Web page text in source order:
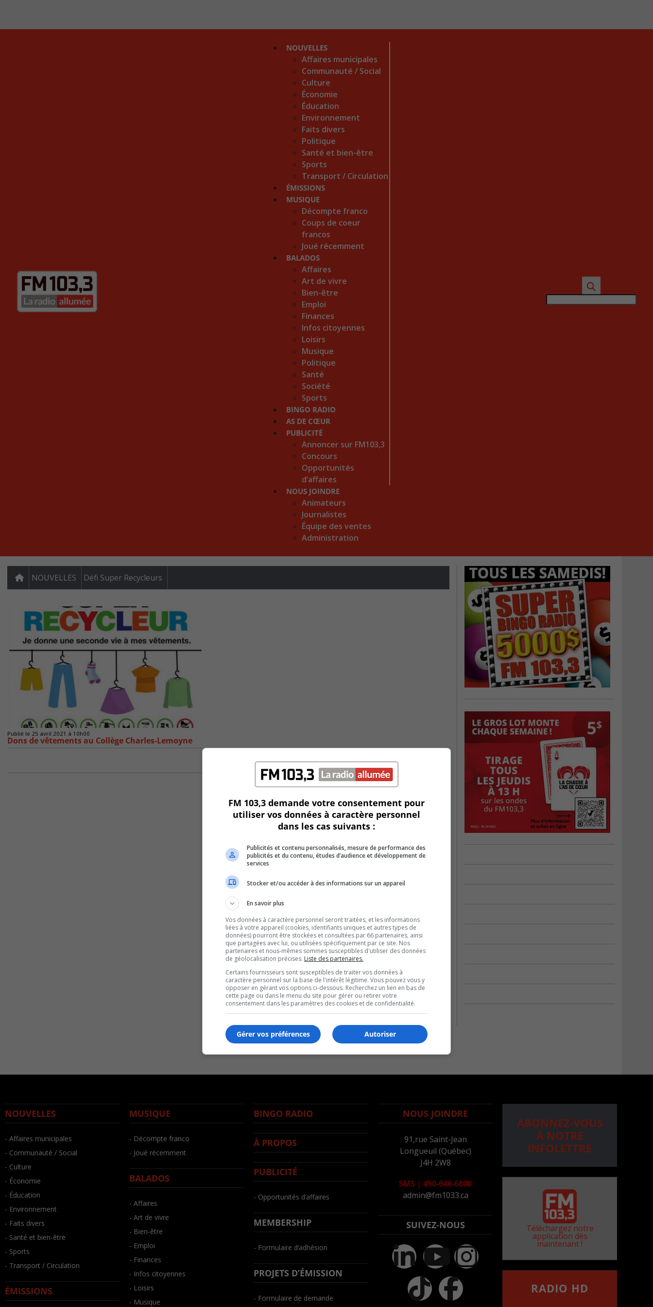
NOUVELLES
Affaires municipales
Communauté / Social
Culture
Économie
Éducation
Environnement
Faits divers
Politique
Santé et bien-être
Sports
Transport / Circulation
ÉMISSIONS
MUSIQUE
Décompte franco
Coups de coeur
francos
Joué récemment
BALADOS
Affaires
Art de vivre
Bien-être
Emploi
Finances
Infos citoyennes
Loisirs
Musique
Politique
Santé
Société
Sports
BINGO RADIO
AS DE CŒUR
PUBLICITÉ
Annoncer sur FM103,3
Concours
Opportunités
d’affaires
NOUS JOINDRE
Animateurs
Journalistes
Équipe des ventes
Administration
NOUVELLES Défi Super Recycleurs
Publié le 25 avril 2021 à 10h00
Dons de vêtements au Collège Charles-Lemoyne
NOUVELLES
- Affaires municipales
- Communauté / Social
- Culture
- Économie
- Éducation
- Environnement
- Faits divers
- Santé et bien-être
- Sports
- Transport / Circulation
ÉMISSIONS
MUSIQUE
- Décompte franco
- Joué récemment
BALADOS
- Affaires
- Art de vivre
- Bien-être
- Emploi
- Finances
- Infos citoyennes
- Loisirs
- Musique
BINGO RADIO
À PROPOS
PUBLICITÉ
- Opportunités d’affaires
MEMBERSHIP
- Formulaire d’adhésion
PROJETS D’ÉMISSION
- Formulaire de demande
NOUS JOINDRE
91,rue Saint-Jean
Longueuil (Québec)
J4H 2W8
SMS | 450-646-6800
admin@fm1033.ca
SUIVEZ-NOUS
ABONNEZ-VOUS
À NOTRE
INFOLETTRE
Téléchargez notre
application dès
maintenant !
RADIO HD
FM 103,3 demande votre consentement pour
utiliser vos données à caractère personnel
dans les cas suivants :
Publicités et contenu personnalisés, mesure de performance des
publicités et du contenu, études d’audience et développement de
services
Stocker et/ou accéder à des informations sur un appareil
En savoir plus
Vos données à caractère personnel seront traitées, et les informations
liées à votre appareil (cookies, identifiants uniques et autres types de
données) pourront être stockées et consultées par 66 partenaires, ainsi
que partagées avec lui, ou utilisées spécifiquement par ce site. Nos
partenaires et nous-mêmes sommes susceptibles d'utiliser des données
de géolocalisation précises. Liste des partenaires.
Certains fournisseurs sont susceptibles de traiter vos données à
caractère personnel sur la base de l'intérêt légitime. Vous pouvez vous y
opposer en gérant vos options ci-dessous. Recherchez un lien en bas de
cette page ou dans le menu du site pour gérer ou retirer votre
consentement dans les paramètres des cookies et de confidentialité.
Autoriser
Gérer vos préférences